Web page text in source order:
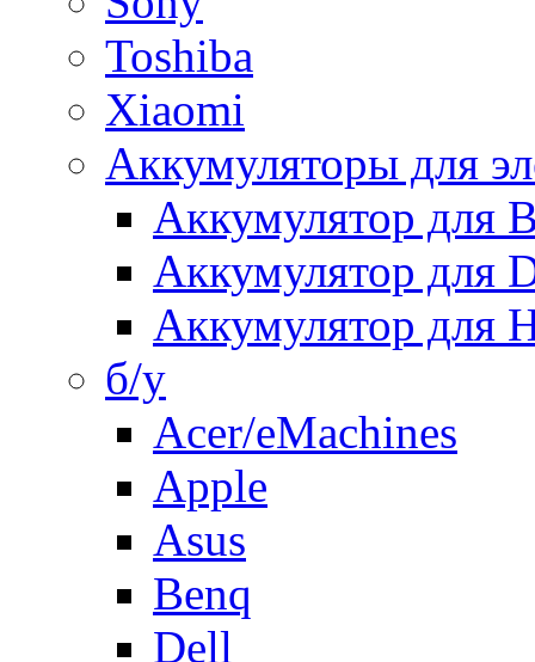
Toshiba
Xiaomi
Аккумуляторы для
Аккумулятор для
Аккумулятор для
Аккумулятор для
б/у
Acer/eMachines
Apple
Asus
Benq
Dell